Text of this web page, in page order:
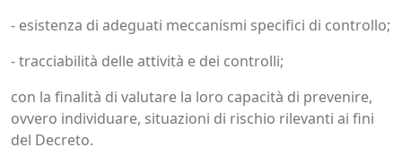
- esistenza di adeguati meccanismi specifici di controllo;
- tracciabilità delle attività e dei controlli;
con la finalità di valutare la loro capacità di prevenire,
ovvero individuare, situazioni di rischio rilevanti ai fini
del Decreto.